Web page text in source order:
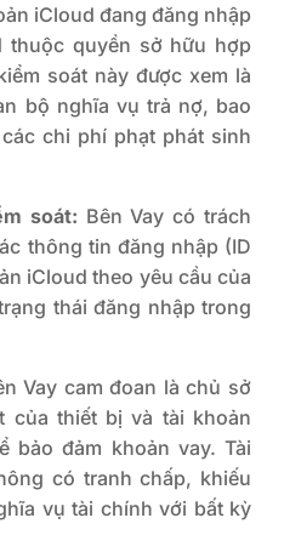
iCloud đang đăng nhập
thuộc quyền sở hữu hợp
soát này được xem là
bộ nghĩa vụ trả nợ, bao
chi phí phạt phát sinh
soát: Bên Vay có trách
thông tin đăng nhập (ID
iCloud theo yêu cầu của
thái đăng nhập trong
Vay cam đoan là chủ sở
của thiết bị và tài khoản
bảo đảm khoản vay. Tài
có tranh chấp, khiếu
vụ tài chính với bất kỳ